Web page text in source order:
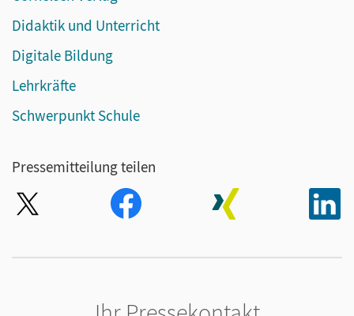
Didaktik und Unterricht
Digitale Bildung
Lehrkräfte
Schwerpunkt Schule
Pressemitteilung teilen